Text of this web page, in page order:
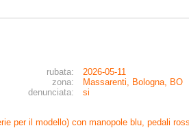
rubata:
2026-05-11
zona:
Massarenti, Bologna, BO
denunciata:
si
per il modello) con manopole blu, pedali